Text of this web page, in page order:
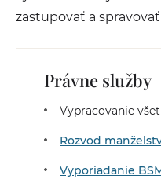
zastupovať a
Právne služby
Vypracovanie
Rozvod
Vyporiadanie